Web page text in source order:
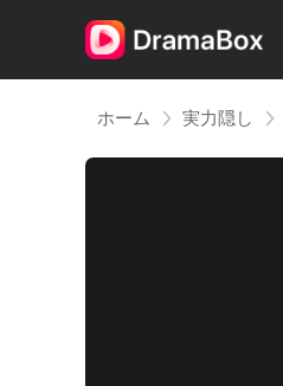
ホーム 実力隠し